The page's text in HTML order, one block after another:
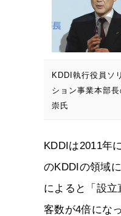
KDDI執行役員ソ
ション事業本部
崇氏
KDDIは2011年
のKDDIの領域
によると「設
客数が4倍にな